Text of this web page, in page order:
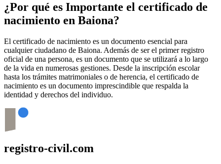
¿Por qué es Importante el certificado de
nacimiento en Baiona?
El certificado de nacimiento es un documento esencial para
cualquier ciudadano de Baiona. Además de ser el primer registro
oficial de una persona, es un documento que se utilizará a lo largo
de la vida en numerosas gestiones. Desde la inscripción escolar
hasta los trámites matrimoniales o de herencia, el certificado de
nacimiento es un documento imprescindible que respalda la
identidad y derechos del individuo.
registro-civil.com